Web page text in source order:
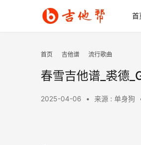
首
首页 吉他谱 流行歌曲
春雪吉他谱_裘德
2025-04-06 • 来源 : 单身狗